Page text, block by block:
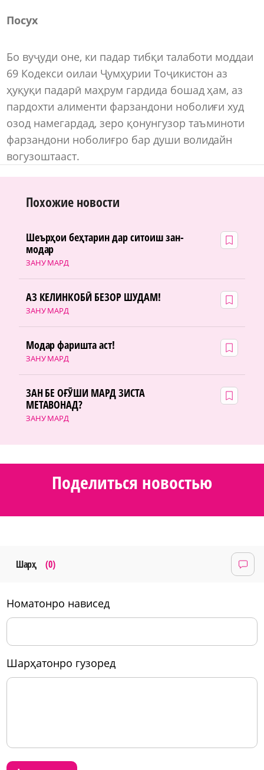
Посух
Бо вуҷуди оне, ки падар тибқи талаботи моддаи
69 Кодекси оилаи Ҷумҳурии Тоҷикистон аз
ҳуқуқи падарӣ маҳрум гардида бошад ҳам, аз
пардохти алименти фарзандони ноболиғи худ
озод намегардад, зеро қонунгузор таъминоти
фарзандони ноболиғро бар души волидайн
вогузоштааст.
Похожие новости
ЗАНУ МАРД
Шеърҳои беҳтарин дар ситоиш зан-
модар
ЗАНУ МАРД
АЗ КЕЛИНКОБӢ БЕЗОР ШУДАМ!
ЗАНУ МАРД
Модар фаришта аст!
ЗАНУ МАРД
ЗАН БЕ ОҒӮШИ МАРД ЗИСТА
МЕТАВОНАД?
Поделиться новостью
Шарҳ (0)
номатонро нависед
шарҳатонро гузоред